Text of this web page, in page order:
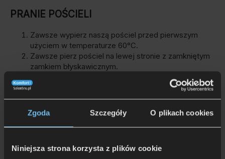
Zgoda Szczegóły O plikach cookies
Niniejsza strona korzysta z plików cookie
PRANIE POŚCIELI
Zawsze wypierz naszą pościel przed pierwszym
użyciem w temperaturze 60°C.
Zawsze pierz pościel na lewej stronie z zamkniętym
zamkiem błyskawicznym.
Aby chronić tkaniny i kolory, najlepiej używaj
delikatnych detergentów lub detergentów do wełny.
Nie pozostawiaj produktów ESTELLA w stanie
wilgotnym przez dłuższy czas.
SUSZENIE POŚCIELI
Wszystkie produkty ESTELLA nadają się do suszenia